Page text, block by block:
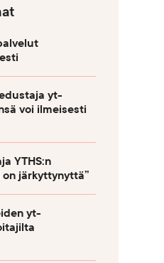
yt-
voi ilmeisesti
YTHS:n
järkyttynyttä”
yt-